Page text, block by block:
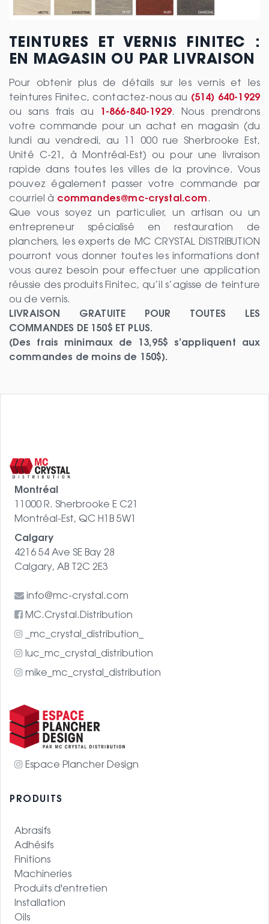
TEINTURES ET VERNIS FINITEC :
EN MAGASIN OU PAR LIVRAISON
Pour obtenir plus de détails sur les vernis et les
teintures Finitec, contactez-nous au (514) 640-1929
ou sans frais au
1-866-840-1929. Nous prendrons
votre commande pour un achat en magasin (du
lundi au vendredi, au 11 000 rue Sherbrooke Est,
Unité C-21, à Montréal-Est) ou pour une livraison
rapide dans toutes les villes de la province. Vous
pouvez également passer votre commande par
courriel à commandes@mc-crystal.com.
Que vous soyez un particulier, un artisan ou un
entrepreneur spécialisé en restauration de
planchers, les experts de MC CRYSTAL DISTRIBUTION
pourront vous donner toutes les informations dont
vous aurez besoin pour effectuer une application
réussie des produits Finitec, qu’il s’agisse de teinture
ou de vernis.
LIVRAISON GRATUITE POUR TOUTES LES
COMMANDES DE 150$ ET PLUS.
(Des frais minimaux de 13,95$ s’appliquent aux
commandes de moins de 150$).
Montréal
11000 R. Sherbrooke E C21
Montréal-Est, QC H1B 5W1
Calgary
4216 54 Ave SE Bay 28
Calgary, AB T2C 2E3
info@mc-crystal.com
MC.Crystal.Distribution
_mc_crystal_distribution_
luc_mc_crystal_distribution
mike_mc_crystal_distribution
Espace Plancher Design
PRODUITS
Abrasifs
Adhésifs
Finitions
Machineries
Produits d'entretien
Installation
Oils